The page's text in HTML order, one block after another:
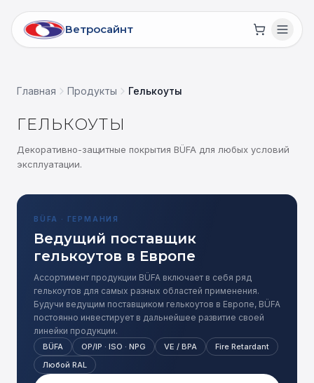
Ветросайнт
Главная Продукты Гелькоуты
ГЕЛЬКОУТЫ
Декоративно-защитные покрытия BÜFA для любых условий
эксплуатации.
BÜFA · ГЕРМАНИЯ
Ведущий поставщик
гелькоутов в Европе
Ассортимент продукции BÜFA включает в себя ряд
гелькоутов для самых разных областей применения.
Будучи ведущим поставщиком гелькоутов в Европе, BÜFA
постоянно инвестирует в дальнейшее развитие своей
линейки продукции.
BÜFA OP/IP · ISO · NPG VE / BPA
Fire Retardant
Любой RAL